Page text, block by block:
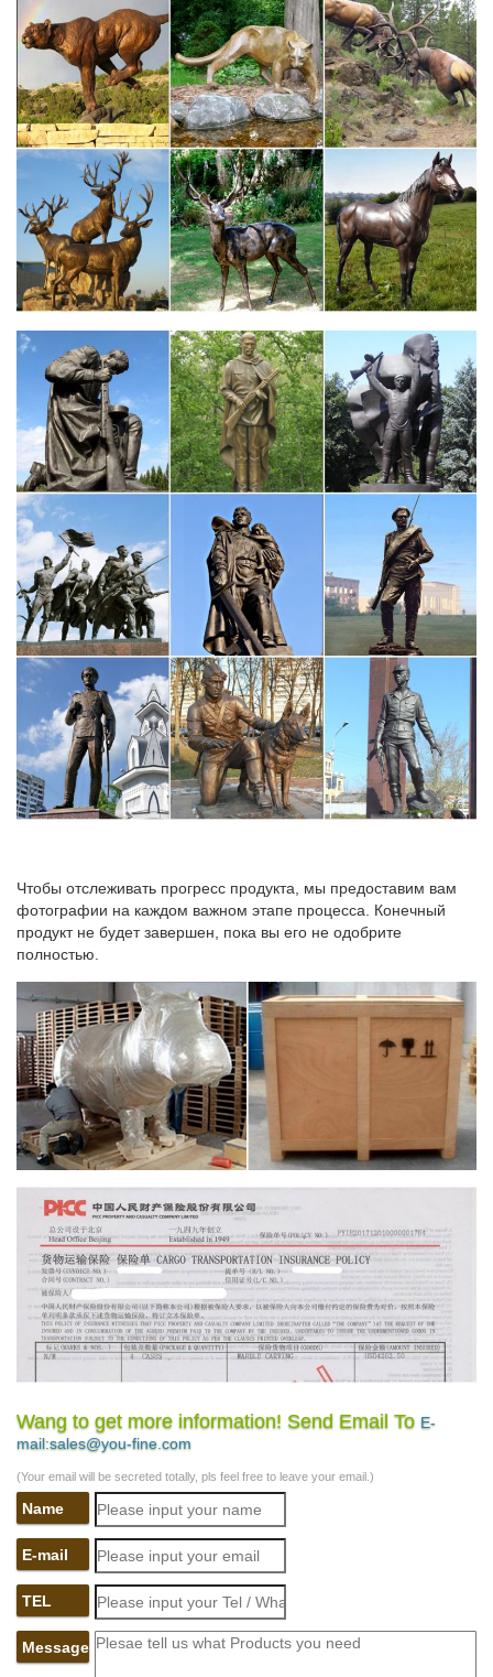
работать с 29.12 по 4.01.Собака – Символ года 2018. Собака –
это не просто защита и радость в доме, но еще и верный
любящий друг на все времена.Собака символизирует защиту,
бдительность в делах и верность.
Символ 2018 года – Собака (сувениры из Италии)
Статуэтки животных. Знаки зодиака.Символ 2018 года –
миниатюра собаки Басет в подарок женщине (8 см., серебро,
Италия).Большие иконы 29*42см. 22. Настенные кресты 1.
Живописные иконы 78.
Каталог статуэток СССР, цены на аукционе Соберу.ру
Купить статуэтки СССР, цена на аукционе Соберу.ру – продажа
Cувенирная чайная
ложечка.Москва.Латунь.Эмаль.СССР.Сост+ б.у. 950 руб.
Год Собаки: сувениры и фигурки с символом года 2018 от 60
руб.!
Собака в шапочке стоящая (цена за 1 шт.)Выбирайте
керамические фигурки Собаки – символа 2018
года.Заказывайте понравившиеся фигурки Собаки и другие
украшения с доставкой по Москве и регионам в интернет-
магазине Christmas Bazar!
Фигурка Собака символ 2018 года — купить…
Символ 2018 года Собака в виде миниатюрной фигурки.
Высота – 6 см. 100% ручной работы. Материал изготовления –
смесь фарфора и фаянса.Шоу-рум в Москве. Метро
Чертановская. Балаклавский проспект, дом 5.
Символ 2018 года фарфоровые статуэтки Собаки, щенки
100% оригинал. Гарантия обмена и возврата. Отправка в
любую точку РФ. Символ 2018 года фарфоровые статуэтки
Собаки, щенки.Адрес: 125009 г. Москва, ул. Тверская, д. 9-17
Чтобы отслеживать прогресс продукта, мы предоставим вам
фотографии на каждом важном этапе процесса. Конечный
продукт не будет завершен, пока вы его не одобрите
полностью.
Wang to get more information! Send Email To E-
mail:sales@you-fine.com
(Your email will be secreted totally, pls feel free to leave your email.)
Name
E-mail
TEL
Message